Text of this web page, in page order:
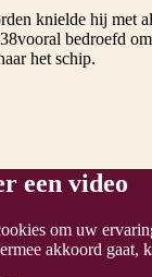
knielde hij met
bedroefd
het schip.
een video
om uw
akkoord gaat,